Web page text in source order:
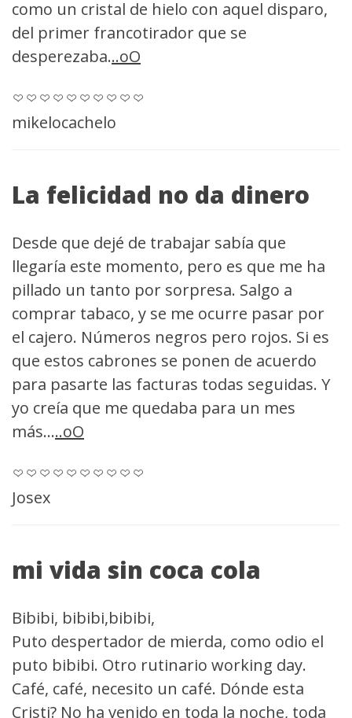
como un cristal de hielo con aquel disparo,
del primer francotirador que se
desperezaba...oO
mikelocachelo
La felicidad no da dinero
Desde que dejé de trabajar sabía que
llegaría este momento, pero es que me ha
pillado un tanto por sorpresa. Salgo a
comprar tabaco, y se me ocurre pasar por
el cajero. Números negros pero rojos. Si es
que estos cabrones se ponen de acuerdo
para pasarte las facturas todas seguidas. Y
yo creía que me quedaba para un mes
más.....oO
Josex
mi vida sin coca cola
Bibibi, bibibi,bibibi,
Puto despertador de mierda, como odio el
puto bibibi. Otro rutinario working day.
Café, café, necesito un café. Dónde esta
Cristi? No ha venido en toda la noche, toda